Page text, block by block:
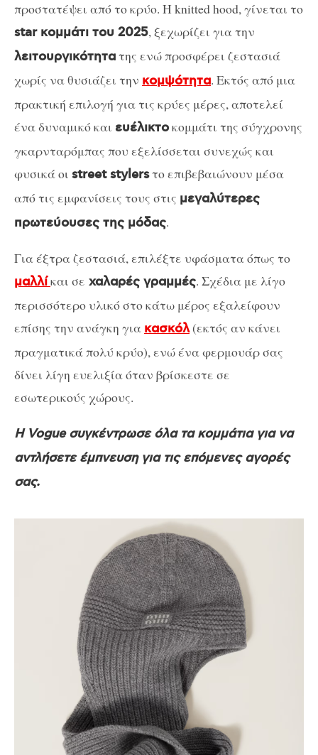
προστατέψει από το κρύο. Η knitted hood, γίνεται το
star κομμάτι του 2025, ξεχωρίζει για την
λειτουργικότητατης ενώ προσφέρει ζεστασιά
χωρίς να θυσιάζει την κομψότητα. Εκτός από μια
πρακτική επιλογή για τις κρύες μέρες, αποτελεί
ένα δυναμικό και ευέλικτοκομμάτι της σύγχρονης
γκαρνταρόμπας που εξελίσσεται συνεχώς και
φυσικά οι street stylersτο επιβεβαιώνουν μέσα
από τις εμφανίσεις τους στις μεγαλύτερες
πρωτεύουσες της μόδας.
Για έξτρα ζεστασιά, επιλέξτε υφάσματα όπως το
μαλλίκαι σε χαλαρές γραμμές. Σχέδια με λίγο
περισσότερο υλικό στο κάτω μέρος εξαλείφουν
επίσης την ανάγκη για κασκόλ(εκτός αν κάνει
πραγματικά πολύ κρύο), ενώ ένα φερμουάρ σας
δίνει λίγη ευελιξία όταν βρίσκεστε σε
εσωτερικούς χώρους.
Η Vogue συγκέντρωσε όλα τα κομμάτια για να
αντλήσετε έμπνευση για τις επόμενες αγορές
σας.